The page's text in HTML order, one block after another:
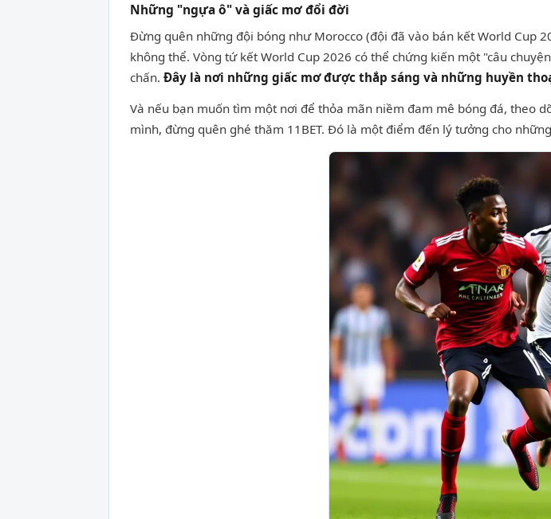
Những "ngựa ô" và giấc mơ đổi đời
Đừng quên những đội bóng như Morocco (đội đã vào bán kết World Cup
không thể. Vòng tứ kết World Cup 2026 có thể chứng kiến một "câu
chấn. Đây là nơi những giấc mơ được thắp sáng và những huyền
Và nếu bạn muốn tìm một nơi để thỏa mãn niềm đam mê bóng đá, theo
mình, đừng quên ghé thăm 11BET. Đó là một điểm đến lý tưởng cho